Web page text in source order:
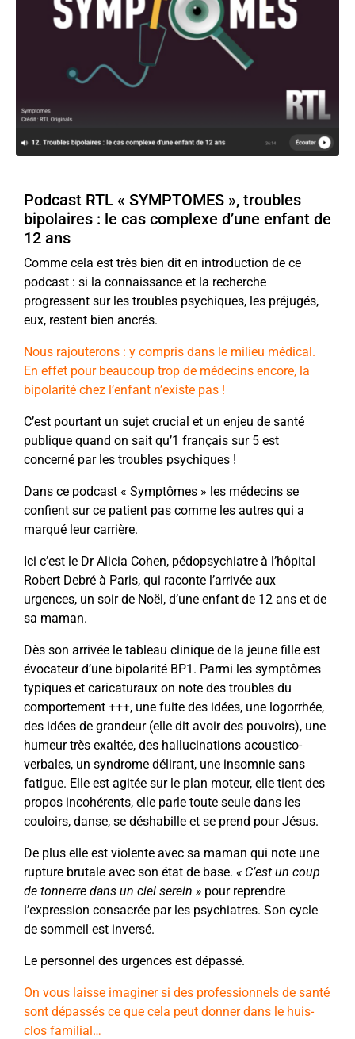
Podcast RTL « SYMPTOMES », troubles
bipolaires : le cas complexe d’une enfant de
12 ans
Comme cela est très bien dit en introduction de ce
podcast : si la connaissance et la recherche
progressent sur les troubles psychiques, les préjugés,
eux, restent bien ancrés.
Nous rajouterons : y compris dans le milieu médical.
En effet pour beaucoup trop de médecins encore, la
bipolarité chez l’enfant n’existe pas !
C’est pourtant un sujet crucial et un enjeu de santé
publique quand on sait qu’1 français sur 5 est
concerné par les troubles psychiques !
Dans ce podcast « Symptômes » les médecins se
confient sur ce patient pas comme les autres qui a
marqué leur carrière.
Ici c’est le Dr Alicia Cohen, pédopsychiatre à l’hôpital
Robert Debré à Paris, qui raconte l’arrivée aux
urgences, un soir de Noël, d’une enfant de 12 ans et de
sa maman.
Dès son arrivée le tableau clinique de la jeune fille est
évocateur d’une bipolarité BP1. Parmi les symptômes
typiques et caricaturaux on note des troubles du
comportement +++, une fuite des idées, une logorrhée,
des idées de grandeur (elle dit avoir des pouvoirs), une
humeur très exaltée, des hallucinations acoustico-
verbales, un syndrome délirant, une insomnie sans
fatigue. Elle est agitée sur le plan moteur, elle tient des
propos incohérents, elle parle toute seule dans les
couloirs, danse, se déshabille et se prend pour Jésus.
De plus elle est violente avec sa maman qui note une
rupture brutale avec son état de base. « C’est un coup
de tonnerre dans un ciel serein » pour reprendre
l’expression consacrée par les psychiatres. Son cycle
de sommeil est inversé.
Le personnel des urgences est dépassé.
On vous laisse imaginer si des professionnels de santé
sont dépassés ce que cela peut donner dans le huis-
clos familial…